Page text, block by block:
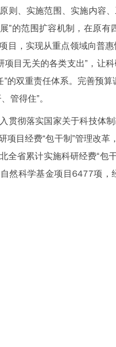
、实施范围、实施内容、
”的范围扩容机制，在原
目，实现从重点领域向普
项目无关的各类支出”，让
的双重责任体系。完善预
管得住”。
彻落实国家关于科技体制
项目经费“包干制”管理改革
全省累计实施科研经费“
然科学基金项目6477项